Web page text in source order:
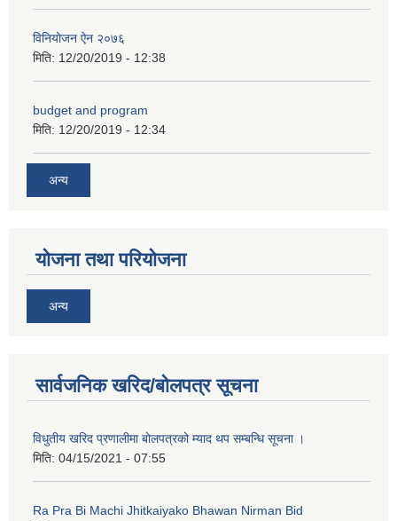
विनियोजन ऐन २०७६
मिति: 12/20/2019 - 12:38
budget and program
मिति: 12/20/2019 - 12:34
अन्य
योजना तथा परियोजना
अन्य
सार्वजनिक खरिद/बोलपत्र सूचना
विधुतीय खरिद प्रणालीमा बोलपत्रको म्याद थप सम्बन्धि सूचना ।
मिति: 04/15/2021 - 07:55
Ra Pra Bi Machi Jhitkaiyako Bhawan Nirman Bid